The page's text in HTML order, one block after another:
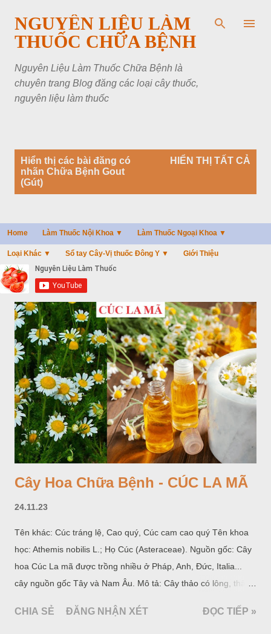
Chuyển đến nội dung chính
NGUYÊN LIỆU LÀM
THUỐC CHỮA BỆNH
Nguyên Liệu Làm Thuốc Chữa Bệnh là
chuyên trang Blog đăng các loại cây thuốc,
nguyên liệu làm thuốc
Hiển thị các bài đăng có
nhãn Chữa Bệnh Gout
(Gút)
HIỂN THỊ TẤT CẢ
Home Làm Thuốc Nội Khoa ▼ Làm Thuốc Ngoại Khoa ▼
Loại Khác ▼ Sổ tay Cây-Vị thuốc Đông Y ▼ Giới Thiệu
Cây Hoa Chữa Bệnh - CÚC LA MÃ
24.11.23
Tên khác: Cúc tráng lệ, Cao quý, Cúc cam cao quý Tên khoa
học: Athemis nobilis L.; Họ Cúc (Asteraceae). Nguồn gốc: Cây
hoa Cúc La mã được trồng nhiều ở Pháp, Anh, Đức, Italia...
cây nguồn gốc Tây và Nam Âu. Mô tả: Cây thảo có lông, thân
nhạt, phiến lá chia nhỏ. Cụm hoa hình đầu mọc ở ngọn cành,
CHIA SẺ ĐĂNG NHẬN XÉT ĐỌC TIẾP »